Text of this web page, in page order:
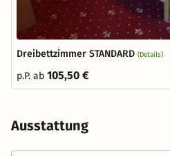
Dreibettzimmer STANDARD (Details)
p.P. ab 105,50 €
Ausstattung